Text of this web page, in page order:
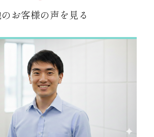
お客様の声を見る